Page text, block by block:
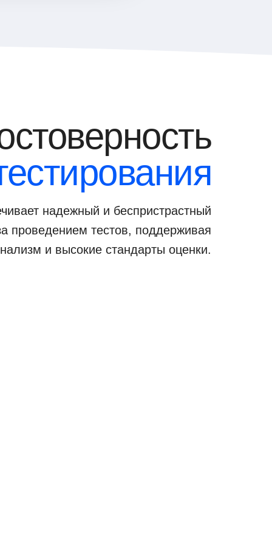
надежный и беспристрастный
проведением тестов, поддерживая
и высокие стандарты оценки.